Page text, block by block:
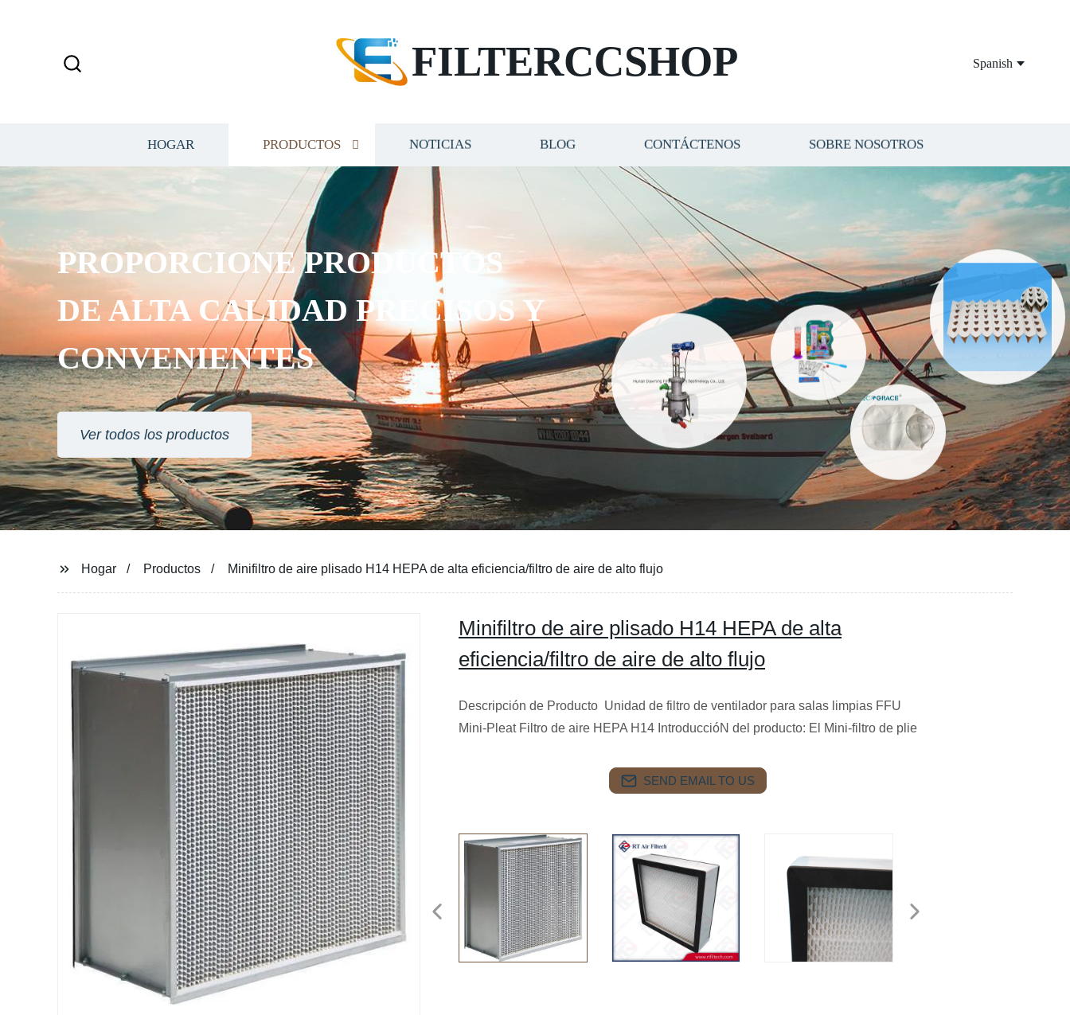
FILTERCCSHOP Spanish
HOGAR PRODUCTOS NOTICIAS BLOG CONTÁCTENOS SOBRE NOSOTROS
PROPORCIONE PRODUCTOS
DE ALTA CALIDAD PRECISOS Y
CONVENIENTES
Ver todos los productos
Hogar Productos Minifiltro de aire plisado H14 HEPA de alta eficiencia/filtro de aire de alto flujo
Minifiltro de aire plisado H14 HEPA de alta
eficiencia/filtro de aire de alto flujo
Descripción de Producto Unidad de filtro de ventilador para salas limpias FFU
Mini-Pleat Filtro de aire HEPA H14 IntroduccióN del producto: El Mini-filtro de plie
SEND EMAIL TO US